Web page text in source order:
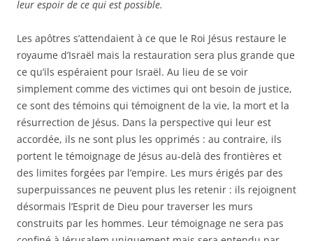
leur espoir de ce qui est possible.
Les apôtres s’attendaient à ce que le Roi Jésus restaure le
royaume d’Israël mais la restauration sera plus grande que
ce qu’ils espéraient pour Israël. Au lieu de se voir
simplement comme des victimes qui ont besoin de justice,
ce sont des témoins qui témoignent de la vie, la mort et la
résurrection de Jésus. Dans la perspective qui leur est
accordée, ils ne sont plus les opprimés : au contraire, ils
portent le témoignage de Jésus au-delà des frontières et
des limites forgées par l’empire. Les murs érigés par des
superpuissances ne peuvent plus les retenir : ils rejoignent
désormais l’Esprit de Dieu pour traverser les murs
construits par les hommes. Leur témoignage ne sera pas